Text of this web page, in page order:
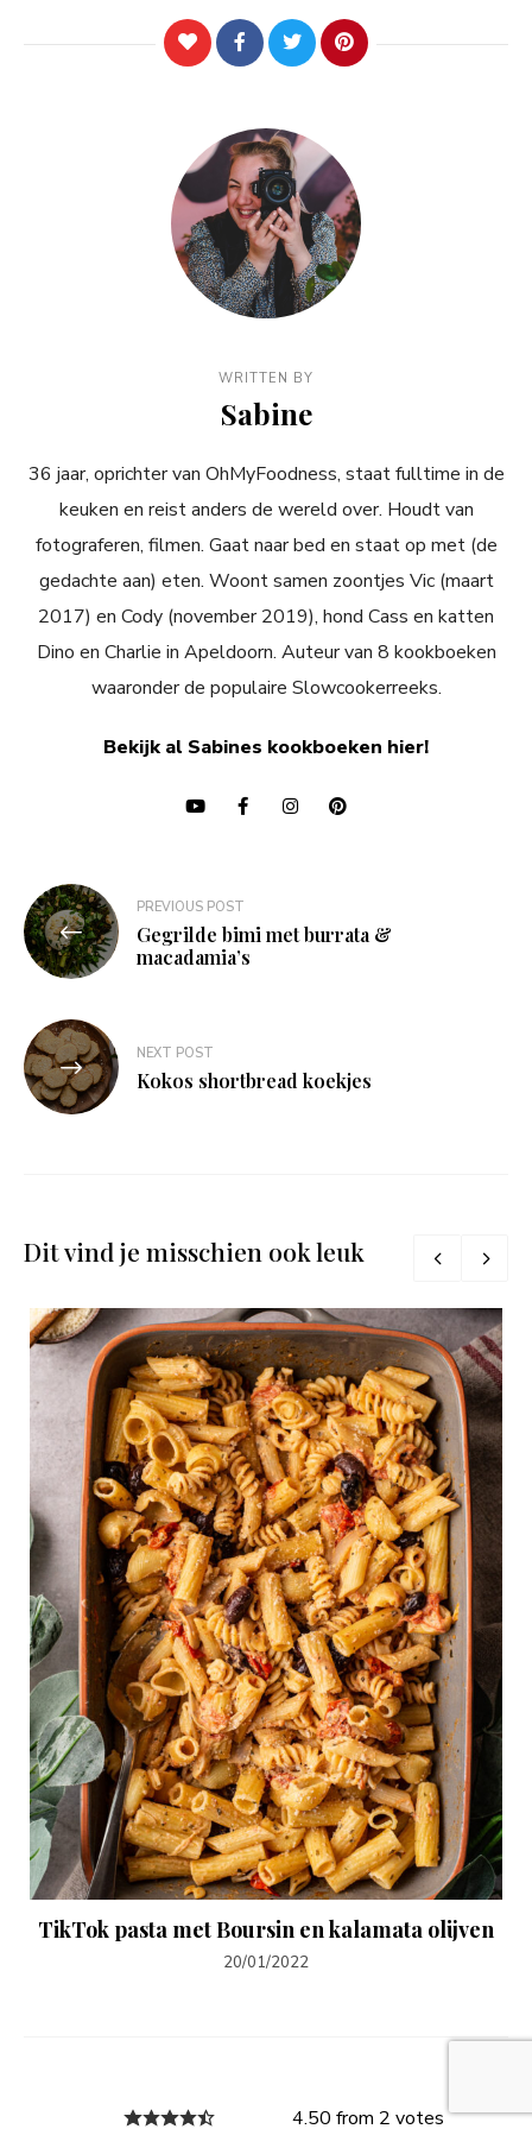
WRITTEN BY
Sabine
36 jaar, oprichter van OhMyFoodness, staat fulltime in de
keuken en reist anders de wereld over. Houdt van
fotograferen, filmen. Gaat naar bed en staat op met (de
gedachte aan) eten. Woont samen zoontjes Vic (maart
2017) en Cody (november 2019), hond Cass en katten
Dino en Charlie in Apeldoorn. Auteur van 8 kookboeken
waaronder de populaire Slowcookerreeks.
Bekijk al Sabines kookboeken hier!
Bericht
navigatie
PREVIOUS POST
Gegrilde bimi met burrata &
macadamia’s
NEXT POST
Kokos shortbread koekjes
Dit vind je misschien ook leuk
TikTok pasta met Boursin en kalamata olijven
20/01/2022
4.50 from 2 votes